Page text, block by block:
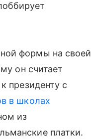
формы на своей
он считает
президенту с
в школах
из
платки.